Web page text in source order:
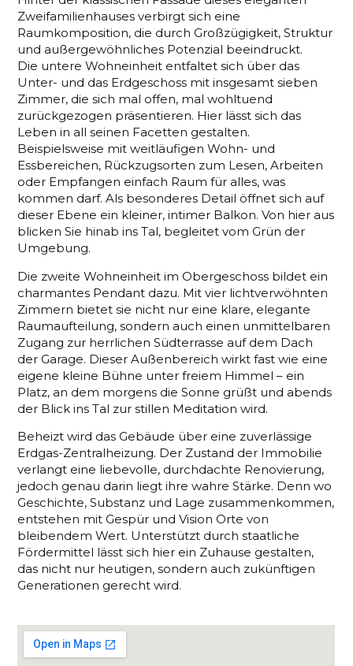
Zweifamilienhauses verbirgt sich eine
Raumkomposition, die durch Großzügigkeit, Struktur
und außergewöhnliches Potenzial beeindruckt.
Die untere Wohneinheit entfaltet sich über das
Unter- und das Erdgeschoss mit insgesamt sieben
Zimmer, die sich mal offen, mal wohltuend
zurückgezogen präsentieren. Hier lässt sich das
Leben in all seinen Facetten gestalten.
Beispielsweise mit weitläufigen Wohn- und
Essbereichen, Rückzugsorten zum Lesen, Arbeiten
oder Empfangen einfach Raum für alles, was
kommen darf. Als besonderes Detail öffnet sich auf
dieser Ebene ein kleiner, intimer Balkon. Von hier aus
blicken Sie hinab ins Tal, begleitet vom Grün der
Umgebung.
Die zweite Wohneinheit im Obergeschoss bildet ein
charmantes Pendant dazu. Mit vier lichtverwöhnten
Zimmern bietet sie nicht nur eine klare, elegante
Raumaufteilung, sondern auch einen unmittelbaren
Zugang zur herrlichen Südterrasse auf dem Dach
der Garage. Dieser Außenbereich wirkt fast wie eine
eigene kleine Bühne unter freiem Himmel – ein
Platz, an dem morgens die Sonne grüßt und abends
der Blick ins Tal zur stillen Meditation wird.
Beheizt wird das Gebäude über eine zuverlässige
Erdgas-Zentralheizung. Der Zustand der Immobilie
verlangt eine liebevolle, durchdachte Renovierung,
jedoch genau darin liegt ihre wahre Stärke. Denn wo
Geschichte, Substanz und Lage zusammenkommen,
entstehen mit Gespür und Vision Orte von
bleibendem Wert. Unterstützt durch staatliche
Fördermittel lässt sich hier ein Zuhause gestalten,
das nicht nur heutigen, sondern auch zukünftigen
Generationen gerecht wird.